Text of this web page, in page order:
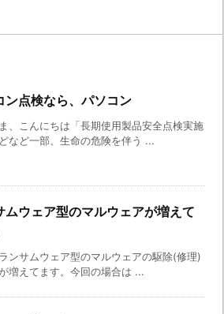
ン点検なら、パソコン
、こんにちは「長期使用製品安全点検実施
など一部、生命の危険を伴う ...
ムウェア型のマルウェアが増えて
ンサムウェア型のマルウェアの駆除(修理)
増えてます。今回の場合は ...